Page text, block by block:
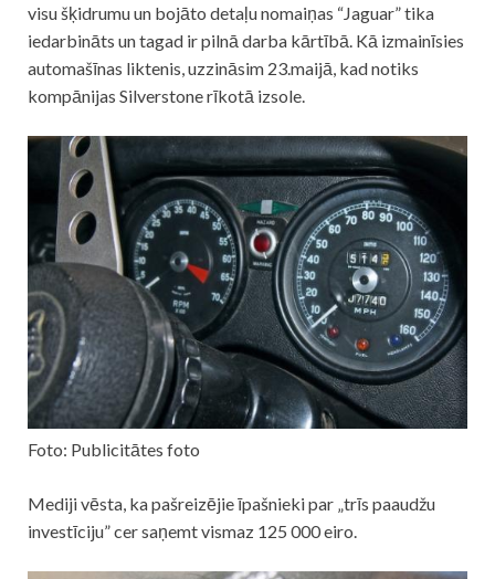
visu šķidrumu un bojāto detaļu nomaiņas “Jaguar” tika
iedarbināts un tagad ir pilnā darba kārtībā. Kā izmainīsies
automašīnas liktenis, uzzināsim 23.maijā, kad notiks
kompānijas Silverstone rīkotā izsole.
Foto: Publicitātes foto
Mediji vēsta, ka pašreizējie īpašnieki par „trīs paaudžu
investīciju” cer saņemt vismaz 125 000 eiro.